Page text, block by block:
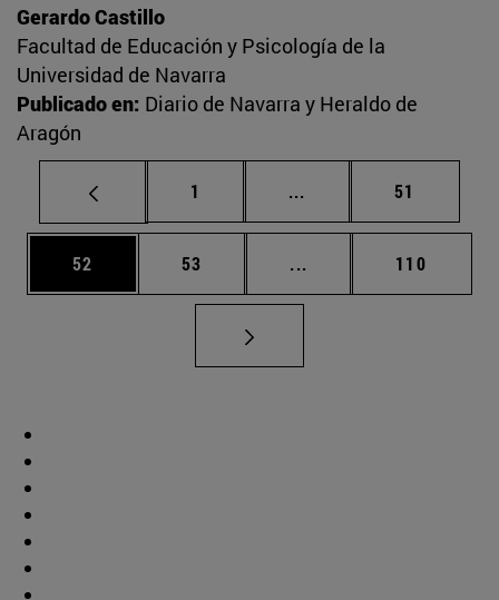
Gerardo Castillo
Facultad de Educación y Psicología de la
Universidad de Navarra
Publicado en: Diario de Navarra y Heraldo de
Aragón
Página
1 ... Páginas intermedias
Página
51
Página
52 Página
53 ... Páginas intermedias
Página
110